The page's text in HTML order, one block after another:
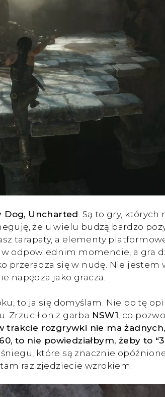
Dog, Uncharted . Są to gry,
że u wielu budzą bardzo
tarapaty, a elementy
odpowiednim momencie, a gra
przeradza się w nudę. Nie jestem
napędza jako gracza.
to ja się domyślam. Nie po tę
Zrzucił on z garba NSW1 , co
trakcie rozgrywki nie ma
to nie powiedziałbym, żeby to
które są znacznie
raz zjedziecie wzrokiem.